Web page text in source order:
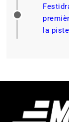
Essais Lynx